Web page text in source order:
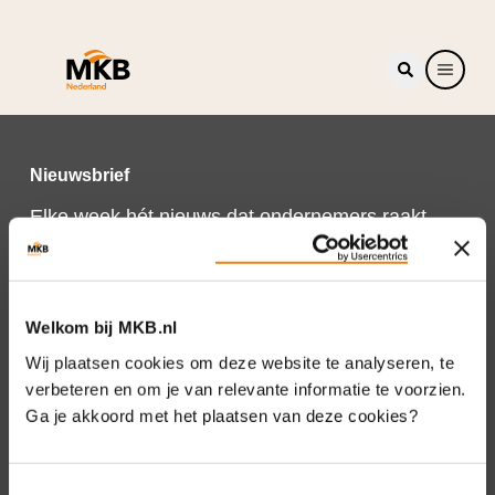
Welkom bij MKB.nl
Wij plaatsen cookies om deze website te analyseren, te
verbeteren en om je van relevante informatie te voorzien.
Ga je akkoord met het plaatsen van deze cookies?
Nieuwsbrief
Elke week hét nieuws dat ondernemers raakt.
Schrijf je nu in voor de MKB-Nederland
nieuwsbrief.
Schrijf je in
Direct naar
Over ons